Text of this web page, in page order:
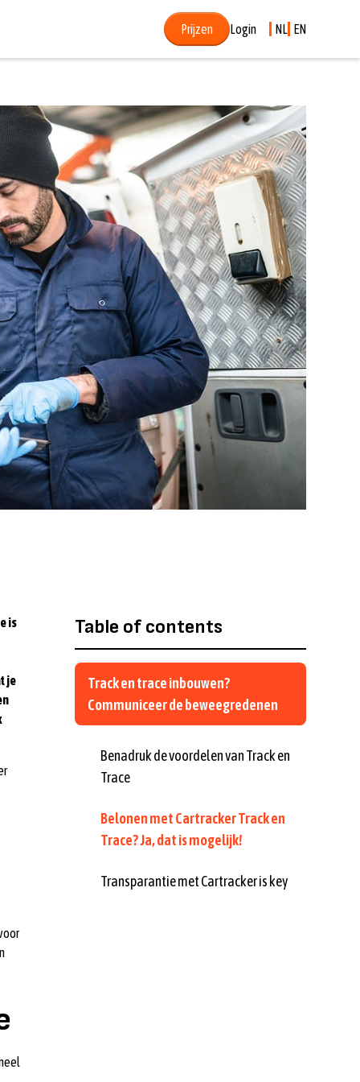
Prijzen Login NL EN
is
je
Table of contents
Track en trace inbouwen?
Communiceer de beweegredenen
Benadruk de voordelen van Track en
Trace
Belonen met Cartracker Track en
Trace? Ja, dat is mogelijk!
Transparantie met Cartracker is key